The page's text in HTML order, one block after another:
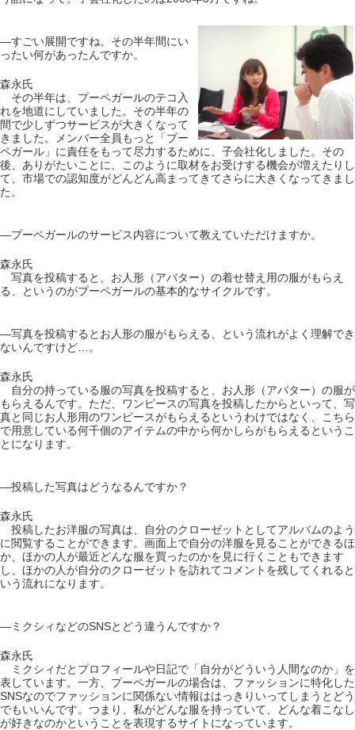
―すごい展開ですね。その半年間にい
ったい何があったんですか。
森永氏
その半年は、プーペガールのテコ入
れを地道にしていました。その半年の
間で少しずつサービスが大きくなって
きました。メンバー全員もっと「プー
ペガール」に責任をもって尽力するために、子会社化しました。その
後、ありがたいことに、このように取材をお受けする機会が増えたりし
て、市場での認知度がどんどん高まってきてさらに大きくなってきまし
た。
―プーペガールのサービス内容について教えていただけますか。
森永氏
写真を投稿すると、お人形（アバター）の着せ替え用の服がもらえ
る、というのがプーペガールの基本的なサイクルです。
―写真を投稿するとお人形の服がもらえる、という流れがよく理解でき
ないんですけど…。
森永氏
自分の持っている服の写真を投稿すると、お人形（アバター）の服が
もらえるんです。ただ、ワンピースの写真を投稿したからといって、写
真と同じお人形用のワンピースがもらえるというわけではなく、こちら
で用意している何千個のアイテムの中から何かしらがもらえるというこ
とになります。
―投稿した写真はどうなるんですか？
森永氏
投稿したお洋服の写真は、自分のクローゼットとしてアルバムのよう
に閲覧することができます。画面上で自分の洋服を見ることができるほ
か、ほかの人が最近どんな服を買ったのかを見に行くこともできます
し、ほかの人が自分のクローゼットを訪れてコメントを残してくれると
いう流れになります。
―ミクシィなどのSNSとどう違うんですか？
森永氏
ミクシィだとプロフィールや日記で「自分がどういう人間なのか」を
表しています。一方、プーペガールの場合は、ファッションに特化した
SNSなのでファッションに関係ない情報ははっきりいってしまうとどう
でもいいんです。つまり、私がどんな服を持っていて、どんな着こなし
が好きなのかということを表現するサイトになっています。